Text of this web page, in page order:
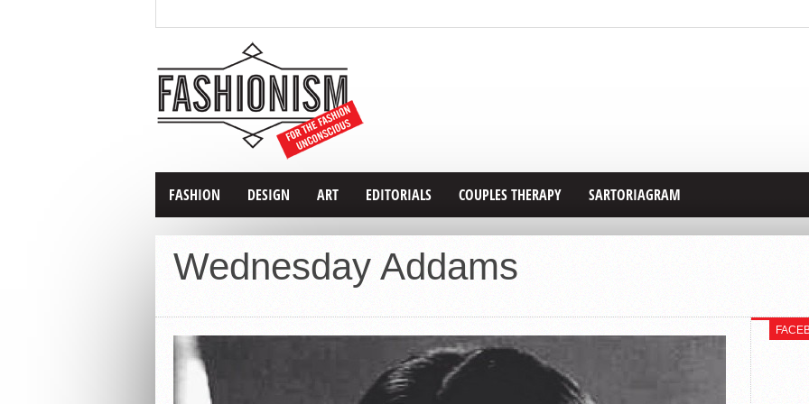
FASHION DESIGN ART EDITORIALS COUPLES THERAPY SARTORIAGRAM
Wednesday Addams